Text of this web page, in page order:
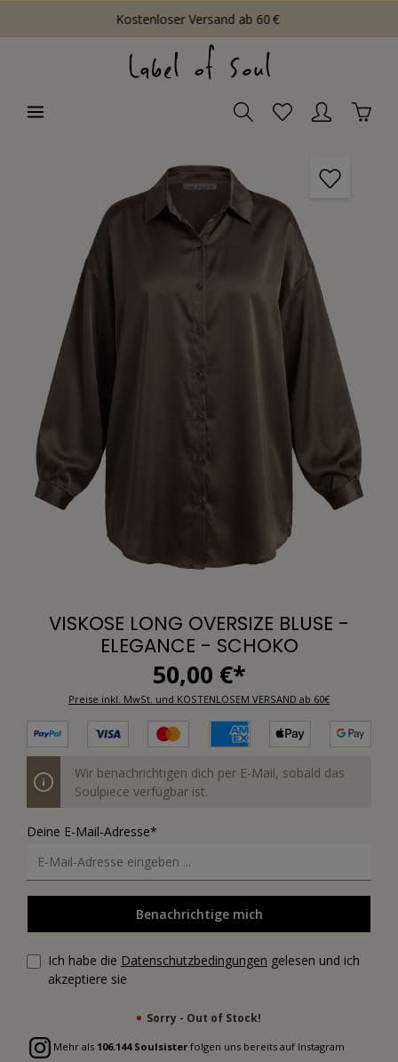
Kostenloser Versand ab 60 €
VISKOSE LONG OVERSIZE BLUSE -
ELEGANCE - SCHOKO
50,00 €*
Preise inkl. MwSt. und KOSTENLOSEM VERSAND ab 60€
Wir benachrichtigen dich per E-Mail, sobald das
Soulpiece verfügbar ist.
Deine E-Mail-Adresse*
Benachrichtige mich
Ich habe die Datenschutzbedingungen gelesen und ich
akzeptiere sie
Sorry - Out of Stock!
Mehr als 106.144 Soulsisterfolgen uns bereits auf Instagram